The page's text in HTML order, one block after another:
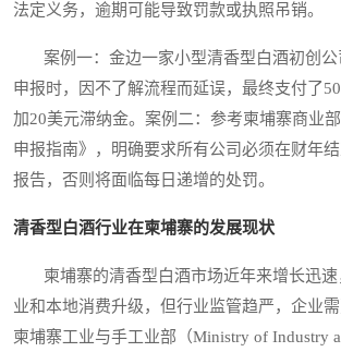
法定义务，逾期可能导致罚款或执照吊销。
案例一：金边一家小型清香型白酒初创公
申报时，因不了解流程而延误，最终支付了
加20美元滞纳金。案例二：参考柬埔寨商业
申报指南》，明确要求所有公司必须在财年
报告，否则将面临每日递增的处罚。
清香型白酒行业在柬埔寨的发展现状
柬埔寨的清香型白酒市场近年来增长迅速
业和本地消费升级，但行业监管趋严，企业
柬埔寨工业与手工业部（Ministry of Industry